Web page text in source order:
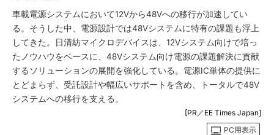
車載電源システムにおいて12Vから48Vへの移行が加速してい
る。そうした中、電源設計では48Vシステムに特有の課題も浮上
してきた。日清紡マイクロデバイスは、12Vシステム向けで培っ
たノウハウをベースに、48Vシステム向け電源の課題解決に貢献
するソリューションの展開を強化している。電源IC単体の提供に
とどまらず、受託設計や幅広いサポートを含め、トータルで48V
システムへの移行を支える。
[PR／EE Times Japan]
PC用表示